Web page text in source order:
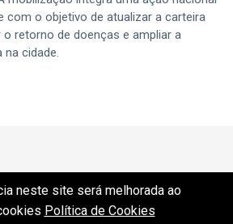
com o objetivo de atualizar a carteira
o retorno de doenças e ampliar a
cidade.
neste site será melhorada ao
Política de Cookies